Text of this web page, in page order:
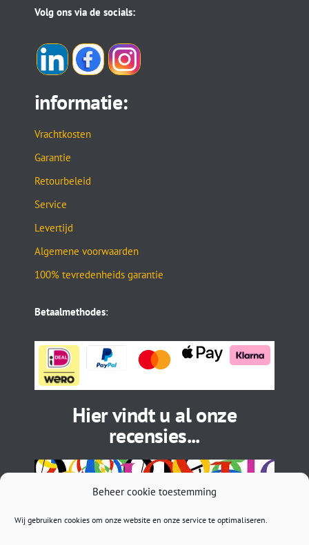
Beheer cookie toestemming
Wij gebruiken cookies om onze website en onze service te optimaliseren.
Volg ons via de socials:
informatie:
Vrachtkosten
Garantie
Retourbeleid
Service
Levertijd
Algemene voorwaarden
100% tevredenheids garantie
Betaalmethodes:
Hier vindt u al onze
recensies...